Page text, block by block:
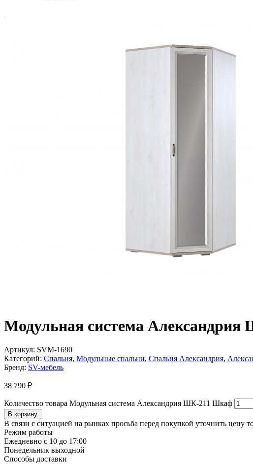
Модульная система
Артикул: SVM-1690
Категорий: Спальня, Модульные спальни, Спальня Александрия,
Бренд: SV-мебель
38 790 ₽
Количество товара Модульная система Александрия ШК-211 Шкаф
В корзину
В связи с ситуацией на рынках просьба перед покупкой уточнить цену
Режим работы
Ежедневно с 10 до 17:00
Понедельник выходной
Способы доставки